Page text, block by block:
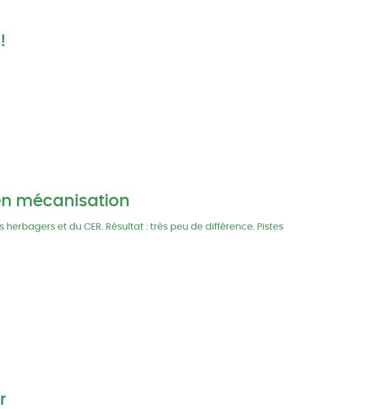
mécanisation
et du CER. Résultat : très peu de différence. Pistes